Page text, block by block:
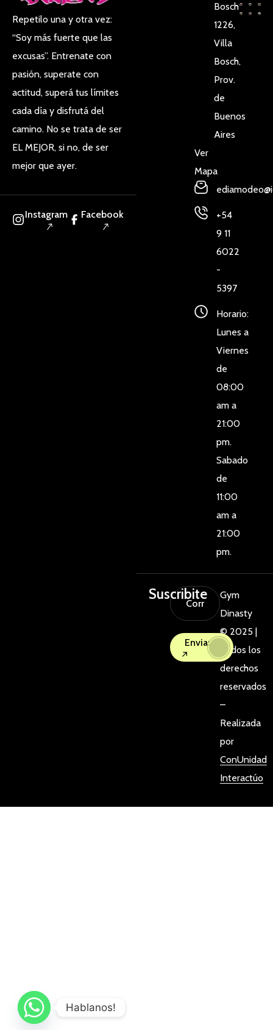
Repetilo una y otra vez:
“Soy más fuerte que las
excusas”. Entrenate con
pasión, superate con
actitud, superá tus límites
cada día y disfrutá del
camino. No se trata de ser
EL MEJOR, si no, de ser
mejor que ayer.
Instagram Facebook
Bosch
1226,
Villa
Bosch,
Prov.
de
Buenos
Aires
Ver
Mapa
+54
9 11
6022
-
5397
Horario:
Lunes a
Viernes
de
08:00
am a
21:00
pm.
Sabado
de
11:00
am a
21:00
pm.
Suscribite
Enviar
Gym
Dinasty
© 2025 |
Todos los
derechos
reservados
–
Realizada
por
ConUnidad
Interactúo
Hablanos!